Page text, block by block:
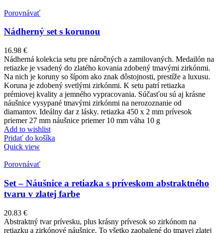
Porovnávať
Nádherný set s korunou
16.98 €
Nádherná kolekcia setu pre náročných a zamilovaných. Medailón na
retiazke je vsadený do zlatého kovania zdobený tmavými zirkónmi.
Na nich je koruny so šípom ako znak dôstojnosti, prestíže a luxusu.
Koruna je zdobený svetlými zirkónmi. K setu patrí retiazka
prémiovej kvality a jemného vypracovania. Súčasťou sú aj krásne
náušnice vysypané tmavými zirkónmi na nerozoznanie od
diamantov. Ideálny dar z lásky. retiazka 450 x 2 mm prívesok
priemer 27 mm náušnice priemer 10 mm váha 10 g
Add to wishlist
Pridať do košíka
Quick view
Porovnávať
Set – Náušnice a retiazka s príveskom abstraktného
tvaru v zlatej farbe
20.83 €
Abstraktný tvar prívesku, plus krásny prívesok so zirkónom na
retiazku a zirkónové náušnice. To všetko zaobalené do tmavej zlatej